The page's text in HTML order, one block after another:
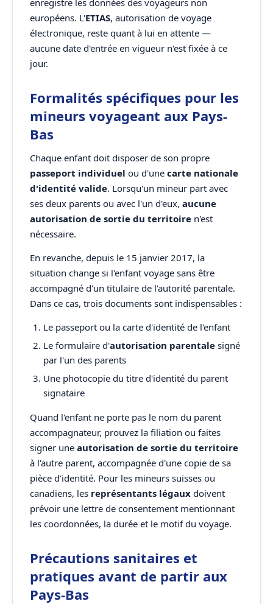
enregistre les données des voyageurs non
européens. L'ETIAS, autorisation de voyage
électronique, reste quant à lui en attente —
aucune date d'entrée en vigueur n'est fixée à ce
jour.
Formalités spécifiques pour les
mineurs voyageant aux Pays-
Bas
Chaque enfant doit disposer de son propre
passeport individuel ou d'une carte nationale
d'identité valide. Lorsqu'un mineur part avec
ses deux parents ou avec l'un d'eux, aucune
autorisation de sortie du territoire n'est
nécessaire.
En revanche, depuis le 15 janvier 2017, la
situation change si l'enfant voyage sans être
accompagné d'un titulaire de l'autorité parentale.
Dans ce cas, trois documents sont indispensables :
Le passeport ou la carte d'identité de l'enfant
Le formulaire d'autorisation parentale signé
par l'un des parents
Une photocopie du titre d'identité du parent
signataire
Quand l'enfant ne porte pas le nom du parent
accompagnateur, prouvez la filiation ou faites
signer une autorisation de sortie du territoire
à l'autre parent, accompagnée d'une copie de sa
pièce d'identité. Pour les mineurs suisses ou
canadiens, les représentants légaux doivent
prévoir une lettre de consentement mentionnant
les coordonnées, la durée et le motif du voyage.
Précautions sanitaires et
pratiques avant de partir aux
Pays-Bas